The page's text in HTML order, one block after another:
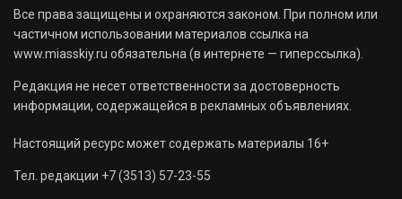
Все права защищены и охраняются законом. При полном или
частичном использовании материалов ссылка на
www.miasskiy.ru обязательна (в интернете — гиперссылка).
Редакция не несет ответственности за достоверность
информации, содержащейся в рекламных объявлениях.
Настоящий ресурс может содержать материалы 16+
Тел. редакции +7 (3513) 57-23-55